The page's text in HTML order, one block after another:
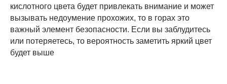
кислотного цвета будет привлекать внимание и может
вызывать недоумение прохожих, то в горах это
важный элемент безопасности. Если вы заблудитесь
или потеряетесь, то вероятность заметить яркий цвет
будет выше